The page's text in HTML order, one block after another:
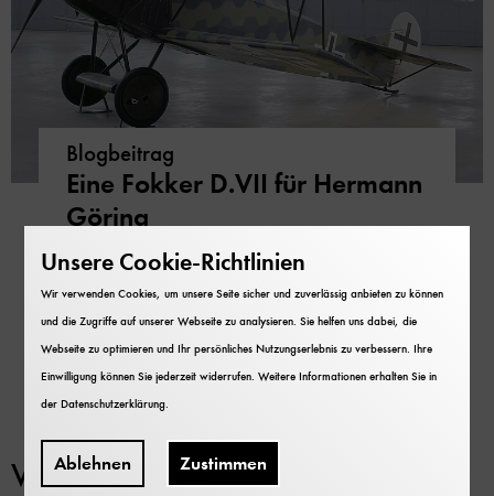
Blogbeitrag
Eine Fokker D.VII für Hermann
Göring
Das in der Flugwerft Schleißheim ausgestellte
Flugzeug hat eine unschöne Geschichte. Nun
kehrt es vorerst als Leihgabe in die
Niederlande zurück.
Verwaltungsakten als Grundlage
Unsere Cookie-Richtlinien
Wir verwenden Cookies, um unsere Seite sicher und zuverlässig anbieten zu können
und die Zugriffe auf unserer Webseite zu analysieren. Sie helfen uns dabei, die
Webseite zu optimieren und Ihr persönliches Nutzungserlebnis zu verbessern. Ihre
Einwilligung können Sie jederzeit widerrufen. Weitere Informationen erhalten Sie in
derDatenschutzerklärung
Ablehnen Zustimmen